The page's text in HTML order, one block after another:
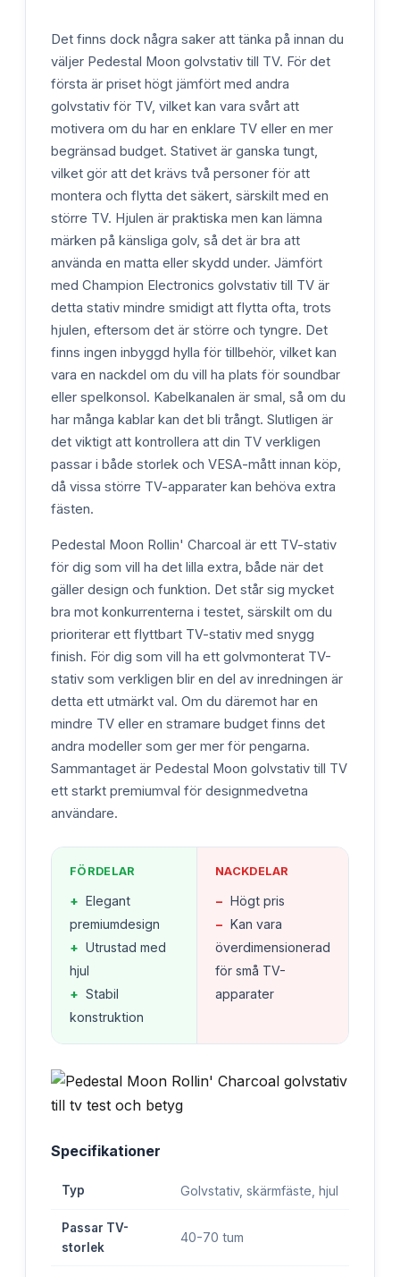
Det finns dock några saker att tänka på innan du
väljer Pedestal Moon golvstativ till TV. För det
första är priset högt jämfört med andra
golvstativ för TV, vilket kan vara svårt att
motivera om du har en enklare TV eller en mer
begränsad budget. Stativet är ganska tungt,
vilket gör att det krävs två personer för att
montera och flytta det säkert, särskilt med en
större TV. Hjulen är praktiska men kan lämna
märken på känsliga golv, så det är bra att
använda en matta eller skydd under. Jämfört
med Champion Electronics golvstativ till TV är
detta stativ mindre smidigt att flytta ofta, trots
hjulen, eftersom det är större och tyngre. Det
finns ingen inbyggd hylla för tillbehör, vilket kan
vara en nackdel om du vill ha plats för soundbar
eller spelkonsol. Kabelkanalen är smal, så om du
har många kablar kan det bli trångt. Slutligen är
det viktigt att kontrollera att din TV verkligen
passar i både storlek och VESA-mått innan köp,
då vissa större TV-apparater kan behöva extra
fästen.
Pedestal Moon Rollin' Charcoal är ett TV-stativ
för dig som vill ha det lilla extra, både när det
gäller design och funktion. Det står sig mycket
bra mot konkurrenterna i testet, särskilt om du
prioriterar ett flyttbart TV-stativ med snygg
finish. För dig som vill ha ett golvmonterat TV-
stativ som verkligen blir en del av inredningen är
detta ett utmärkt val. Om du däremot har en
mindre TV eller en stramare budget finns det
andra modeller som ger mer för pengarna.
Sammantaget är Pedestal Moon golvstativ till TV
ett starkt premiumval för designmedvetna
användare.
FÖRDELAR
+ Elegant
premiumdesign
+ Utrustad med
hjul
+ Stabil
konstruktion
NACKDELAR
− Högt pris
− Kan vara
överdimensionerad
för små TV-
apparater
Specifikationer
Typ Golvstativ, skärmfäste, hjul
Passar TV-
storlek
40-70 tum